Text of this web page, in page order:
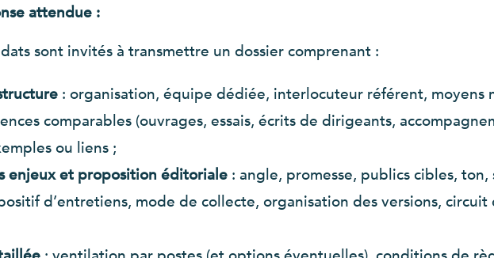
attendue :
sont invités à transmettre un dossier comprenant :
: organisation, équipe dédiée, interlocuteur référent, moyens
comparables (ouvrages, essais, écrits de dirigeants,
ou liens ;
enjeux et proposition éditoriale : angle, promesse, publics cibles,
d’entretiens, mode de collecte, organisation des versions,